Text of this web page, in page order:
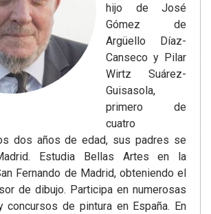
hijo de José
Gómez de
Argüello Díaz-
Canseco y Pilar
Wirtz Suárez-
Guisasola,
primero de
cuatro
dos años de edad, sus padres se
Estudia Bellas Artes en la
Fernando de Madrid, obteniendo el
de dibujo. Participa en numerosas
concursos de pintura en España. En